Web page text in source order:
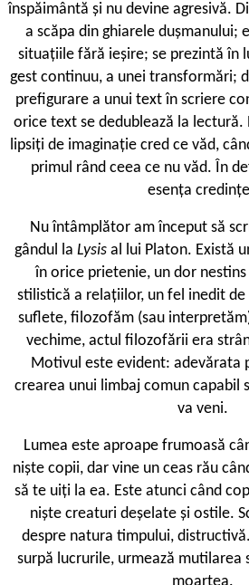
înspăimântă și nu devine agresivă.
a scăpa din ghiarele dușmanului;
situațiile fără ieșire; se prezintă în
gest continuu, a unei transformări;
prefigurare a unui text în scriere
orice text se dedublează la
lipsiți de imaginație cred ce văd,
primul rând ceea ce nu văd. În
esența
Nu întâmplător am început să
gândul la Lysis al lui Platon. Există
în orice prietenie, un dor
stilistică a relațiilor, un fel inedit de
suflete, filozofăm (sau
vechime, actul filozofării era
Motivul este evident: adevărata
crearea unui limbaj comun capabil
va veni.
Lumea este aproape frumoasă
niște copii, dar vine un ceas rău
să te uiți la ea. Este atunci când
niște creaturi deșelate și ostile.
despre natura timpului,
surpă lucrurile, urmează mutilarea